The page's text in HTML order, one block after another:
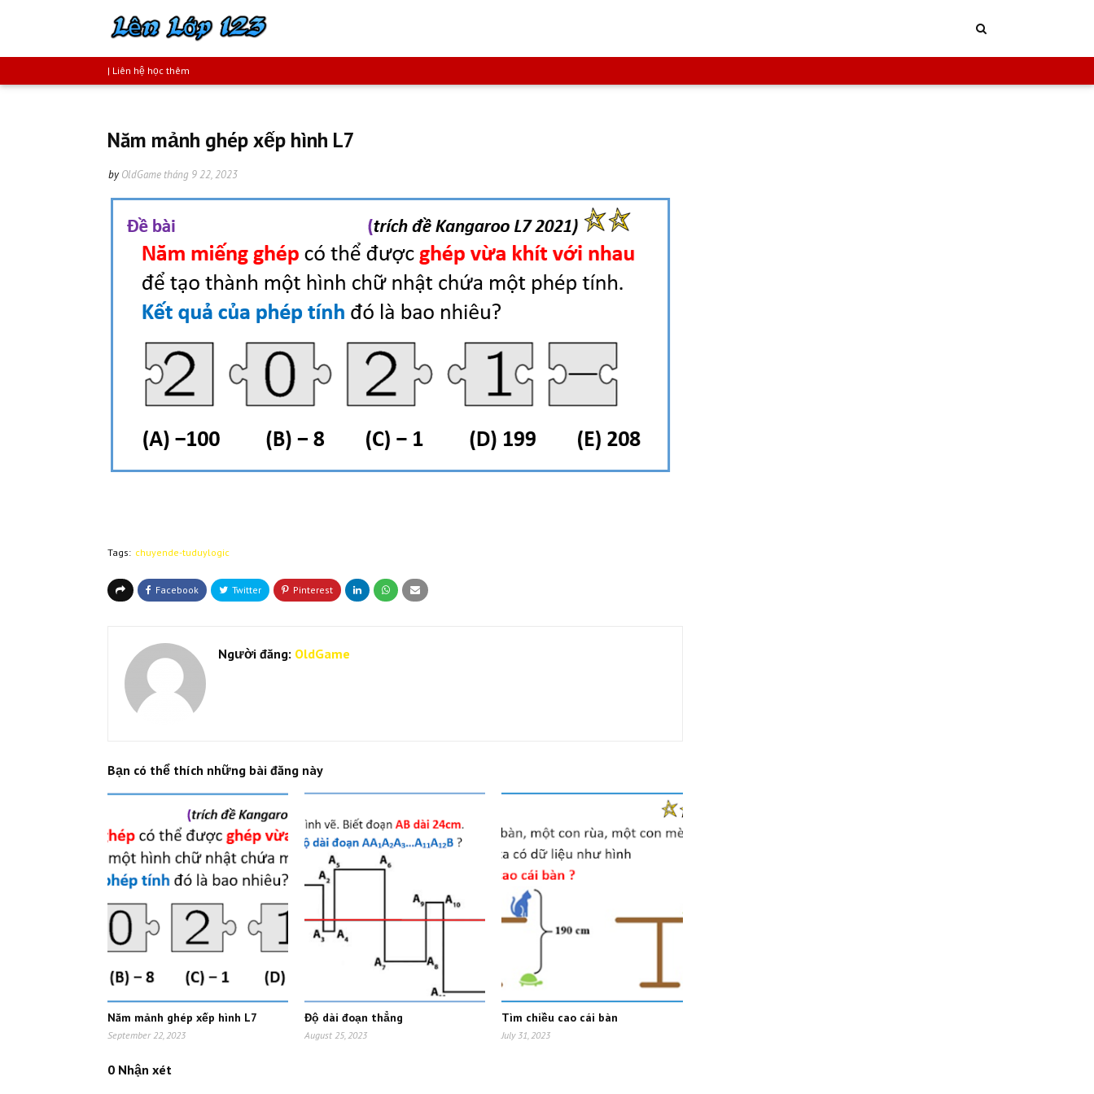
| Liên hệ học thêm
Năm mảnh ghép xếp hình L7
by OldGame tháng 9 22, 2023
Tags: chuyende-tuduylogic
Người đăng: OldGame
Bạn có thể thích những bài đăng này
Năm mảnh ghép xếp hình L7
September 22, 2023
Độ dài đoạn thẳng
August 25, 2023
Tìm chiều cao cái bàn
July 31, 2023
0 Nhận xét